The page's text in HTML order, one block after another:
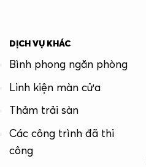
DỊCH VỤ KHÁC
Bình phong ngăn phòng
Linh kiện màn cửa
Thảm trải sàn
Các công trình đã thi
công